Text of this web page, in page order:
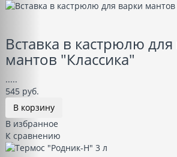
Вставка в кастрюлю
мантов "Классика"
.....
545 руб.
В корзину
В избранное
К сравнению